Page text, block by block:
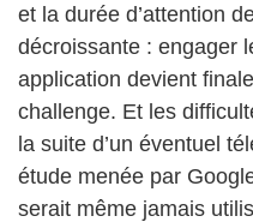
et la durée d’attention
décroissante : engager
application devient
challenge. Et les
la suite d’un éventuel
étude menée par
serait même jamais